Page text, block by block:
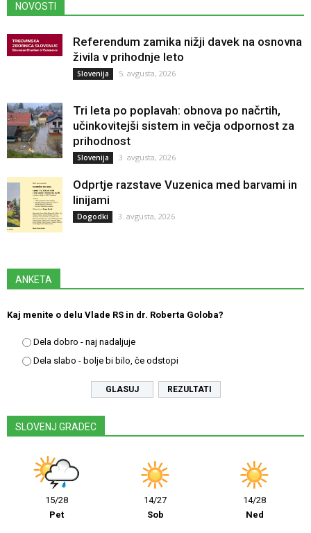
NOVOSTI
Referendum zamika nižji davek na osnovna
živila v prihodnje leto
Slovenija 5. avgusta, 2026
Tri leta po poplavah: obnova po načrtih,
učinkovitejši sistem in večja odpornost za
prihodnost
Slovenija 3. avgusta, 2026
Odprtje razstave Vuzenica med barvami in
linijami
Dogodki 3. avgusta, 2026
ANKETA
Kaj menite o delu Vlade RS in dr. Roberta Goloba?
Dela dobro - naj nadaljuje
Dela slabo - bolje bi bilo, če odstopi
REZULTATI
SLOVENJ GRADEC
15/28
Pet
14/27
Sob
14/28
Ned